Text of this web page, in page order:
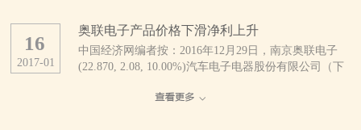
备、智能终端、健康医疗、无线互联、智能家庭、物联
网等几乎整个消费技术生态系统。 此刻的拉斯维加
斯会展中心，仿佛是电子产品的海洋。为了在这片海洋
中激起更引人注目的浪花，参展者们可谓八仙过海、各
显神通。 来自中国的综合通信解决方案提供商中兴
超过1/3来自中国。 中国厂商推出大量新产品
美国消费技术协会近日发布的报告预计，受美元升值及
全球贸易不确定性增加的影响，2017年全球消费电子产
品支出将继续下降。但分地区看，中国、印度等亚洲新
去几年来，中国已经发展为非常成熟的消费电子市场，
奥联电子产品价格下滑净利上升
中国经济网编者按：2016年12月29日，南京奥联电子
(22.870, 2.08, 10.00%)汽车电子电器股份有限公司（下
市，股票代码：300585。公司是一家专业研发、生产、
2017-01
16